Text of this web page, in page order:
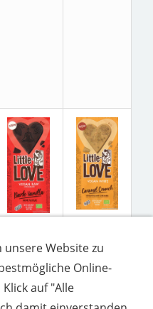
Website zu
Online-
auf "Alle